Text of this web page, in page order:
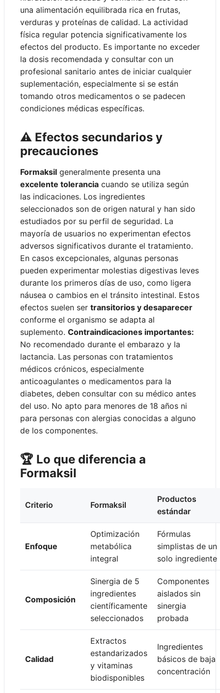
una alimentación equilibrada rica en frutas,
verduras y proteínas de calidad. La actividad
física regular potencia significativamente los
efectos del producto. Es importante no exceder
la dosis recomendada y consultar con un
profesional sanitario antes de iniciar cualquier
suplementación, especialmente si se están
tomando otros medicamentos o se padecen
condiciones médicas específicas.
⚠️ Efectos secundarios y
precauciones
Formaksil generalmente presenta una
excelente tolerancia cuando se utiliza según
las indicaciones. Los ingredientes
seleccionados son de origen natural y han sido
estudiados por su perfil de seguridad. La
mayoría de usuarios no experimentan efectos
adversos significativos durante el tratamiento.
En casos excepcionales, algunas personas
pueden experimentar molestias digestivas leves
durante los primeros días de uso, como ligera
náusea o cambios en el tránsito intestinal. Estos
efectos suelen ser transitorios y desaparecer
conforme el organismo se adapta al
suplemento. Contraindicaciones importantes:
No recomendado durante el embarazo y la
lactancia. Las personas con tratamientos
médicos crónicos, especialmente
anticoagulantes o medicamentos para la
diabetes, deben consultar con su médico antes
del uso. No apto para menores de 18 años ni
para personas con alergias conocidas a alguno
de los componentes.
🏆 Lo que diferencia a
Formaksil
Criterio Formaksil
Productos
estándar
Enfoque
Optimización
metabólica
integral
Fórmulas
simplistas de un
solo ingrediente
Composición
Sinergia de 5
ingredientes
científicamente
seleccionados
Componentes
aislados sin
sinergia
probada
Calidad
Extractos
estandarizados
y vitaminas
biodisponibles
Ingredientes
básicos de baja
concentración